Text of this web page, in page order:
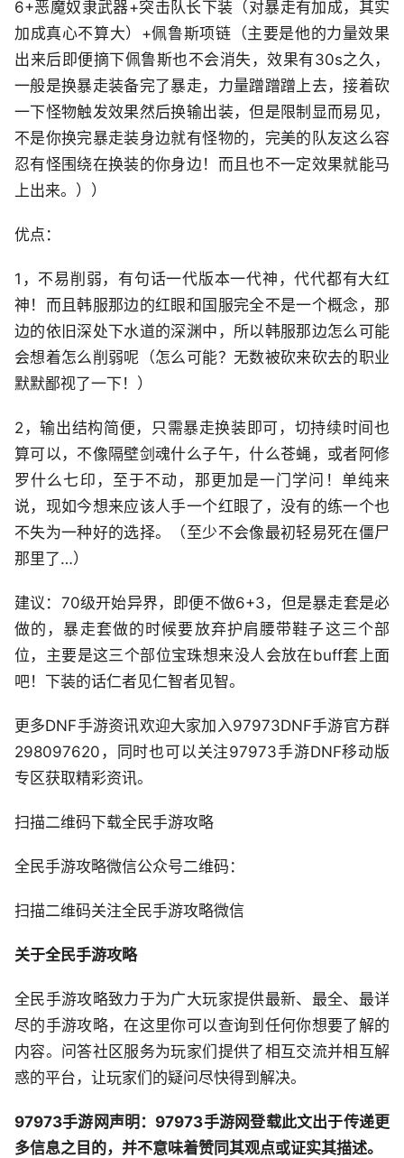
6+恶魔奴隶武器+突击队长下装（对暴走有加成，其实
加成真心不算大）+佩鲁斯项链（主要是他的力量效果
出来后即便摘下佩鲁斯也不会消失，效果有30s之久，
一般是换暴走装备完了暴走，力量蹭蹭蹭上去，接着砍
一下怪物触发效果然后换输出装，但是限制显而易见，
不是你换完暴走装身边就有怪物的，完美的队友这么容
忍有怪围绕在换装的你身边！而且也不一定效果就能马
上出来。））
优点：
1，不易削弱，有句话一代版本一代神，代代都有大红
神！而且韩服那边的红眼和国服完全不是一个概念，那
边的依旧深处下水道的深渊中，所以韩服那边怎么可能
会想着怎么削弱呢（怎么可能？无数被砍来砍去的职业
默默鄙视了一下！）
2，输出结构简便，只需暴走换装即可，切持续时间也
算可以，不像隔壁剑魂什么子午，什么苍蝇，或者阿修
罗什么七印，至于不动，那更加是一门学问！单纯来
说，现如今想来应该人手一个红眼了，没有的练一个也
不失为一种好的选择。（至少不会像最初轻易死在僵尸
那里了…）
建议：70级开始异界，即便不做6+3，但是暴走套是必
做的，暴走套做的时候要放弃护肩腰带鞋子这三个部
位，主要是这三个部位宝珠想来没人会放在buff套上面
吧！下装的话仁者见仁智者见智。
更多DNF手游资讯欢迎大家加入97973DNF手游官方群
298097620，同时也可以关注97973手游DNF移动版
专区获取精彩资讯。
扫描二维码下载全民手游攻略
全民手游攻略微信公众号二维码：
扫描二维码关注全民手游攻略微信
关于全民手游攻略
全民手游攻略致力于为广大玩家提供最新、最全、最详
尽的手游攻略，在这里你可以查询到任何你想要了解的
内容。问答社区服务为玩家们提供了相互交流并相互解
惑的平台，让玩家们的疑问尽快得到解决。
97973手游网声明：97973手游网登载此文出于传递更
多信息之目的，并不意味着赞同其观点或证实其描述。